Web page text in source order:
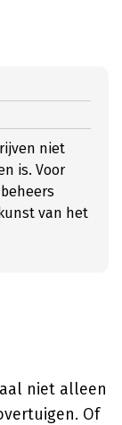
niet
is. Voor
van het
niet alleen
Of